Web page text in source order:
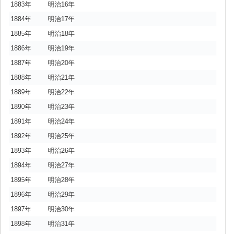
1883年
明治16年
1884年
明治17年
1885年
明治18年
1886年
明治19年
1887年
明治20年
1888年
明治21年
1889年
明治22年
1890年
明治23年
1891年
明治24年
1892年
明治25年
1893年
明治26年
1894年
明治27年
1895年
明治28年
1896年
明治29年
1897年
明治30年
1898年
明治31年